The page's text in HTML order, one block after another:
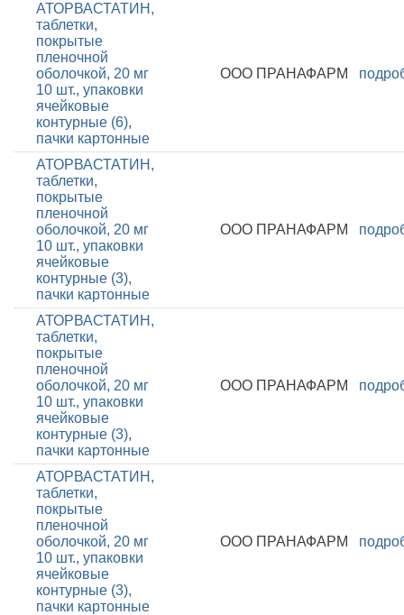
АТОРВАСТАТИН,
таблетки,
покрытые
пленочной
оболочкой, 20 мг
10 шт., упаковки
ячейковые
контурные (6),
пачки картонные
ООО ПРАНАФАРМ
АТОРВАСТАТИН,
таблетки,
покрытые
пленочной
оболочкой, 20 мг
10 шт., упаковки
ячейковые
контурные (3),
пачки картонные
ООО ПРАНАФАРМ
АТОРВАСТАТИН,
таблетки,
покрытые
пленочной
оболочкой, 20 мг
10 шт., упаковки
ячейковые
контурные (3),
пачки картонные
ООО ПРАНАФАРМ
АТОРВАСТАТИН,
таблетки,
покрытые
пленочной
оболочкой, 20 мг
10 шт., упаковки
ячейковые
контурные (3),
пачки картонные
ООО ПРАНАФАРМ